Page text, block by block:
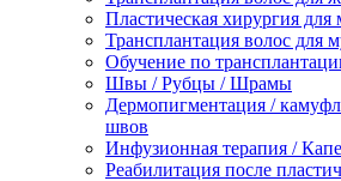
Пластическая хирургия
Трансплантация волос для
Обучение по
Швы / Рубцы / Шрамы
Дермопигментация /
швов
Инфузионная терапия /
Реабилитация после